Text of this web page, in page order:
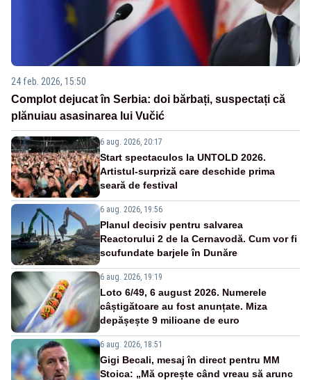
24 feb. 2026, 15:50
Complot dejucat în Serbia: doi bărbați, suspectați că
plănuiau asasinarea lui Vučić
6 aug. 2026, 20:17
Start spectaculos la UNTOLD 2026.
Artistul-surpriză care deschide prima
seară de festival
6 aug. 2026, 19:56
Planul decisiv pentru salvarea
Reactorului 2 de la Cernavodă. Cum vor fi
scufundate barjele în Dunăre
6 aug. 2026, 19:19
Loto 6/49, 6 august 2026. Numerele
câștigătoare au fost anunțate. Miza
depășește 9 milioane de euro
6 aug. 2026, 18:51
Gigi Becali, mesaj în direct pentru MM
Stoica: „Mă oprește când vreau să arunc